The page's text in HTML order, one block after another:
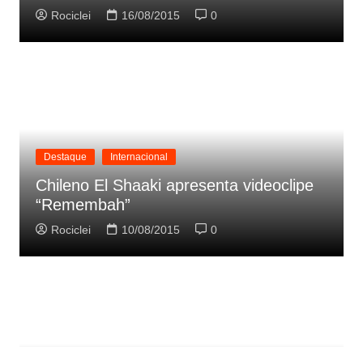
Rociclei 16/08/2015 0
Destaque Internacional
Chileno El Shaaki apresenta videoclipe
“Remembah”
Rociclei 10/08/2015 0